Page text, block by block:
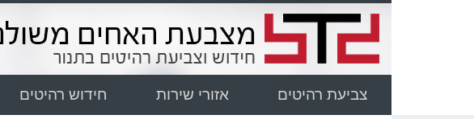
צביעת רהיטים אזורי שירות חידוש רהיטים